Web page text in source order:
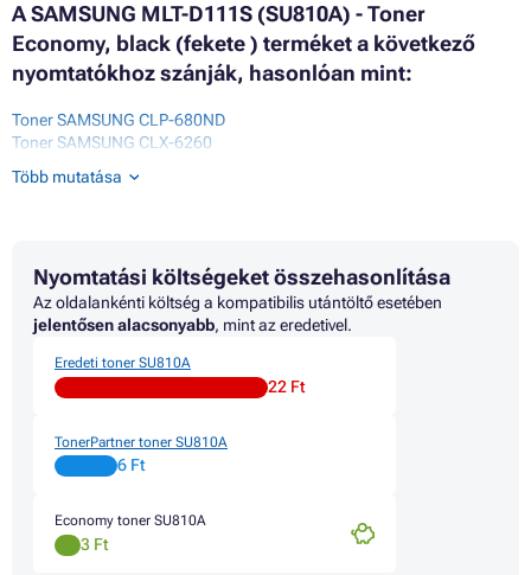
A SAMSUNG MLT-D111S (SU810A) - Toner
Economy, black (fekete ) terméket a következő
nyomtatókhoz szánják, hasonlóan mint:
Toner SAMSUNG CLP-680ND
Toner SAMSUNG CLX-6260
Toner SAMSUNG MULTIXPRESS SL-M2020
Toner SAMSUNG MULTIXPRESS SL-M2020W
Toner SAMSUNG MULTIXPRESS SL-M2026W
Toner SAMSUNG MULTIXPRESS SL-M2070
Toner SAMSUNG MULTIXPRESS SL-M2070F
Toner SAMSUNG MULTIXPRESS SL-M2070W
Toner SAMSUNG MULTIXPRESS SL-M2078W
Toner SAMSUNG XPRESS SL-M2021
Toner SAMSUNG XPRESS SL-M2021W
Toner SAMSUNG XPRESS SL-M2071
Toner SAMSUNG XPRESS SL-M2071FH
Toner SAMSUNG XPRESS SL-M2071FW
Több mutatása
Nyomtatási költségeket összehasonlítása
Az oldalankénti költség a kompatibilis utántöltő esetében
jelentősen alacsonyabb, mint az eredetivel.
Eredeti toner SU810A
22 Ft
TonerPartner toner SU810A
6 Ft
Economy toner SU810A
3 Ft